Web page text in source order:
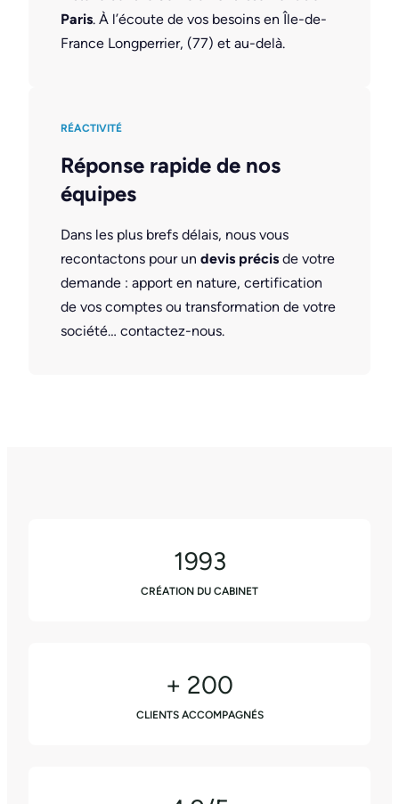
Paris. À l’écoute de vos besoins en Île-de-
France Longperrier, (77) et au-delà.
RÉACTIVITÉ
Réponse rapide de nos
équipes
Dans les plus brefs délais, nous vous
recontactons pour un devis précis de votre
demande : apport en nature, certification
de vos comptes ou transformation de votre
société… contactez-nous.
1993
CRÉATION DU CABINET
+ 200
CLIENTS ACCOMPAGNÉS